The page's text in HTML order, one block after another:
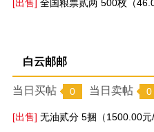
[出售] 全国粮票贰两 500枚（
白云邮邮
当日买帖 0 当日卖帖 0
[出售] 无油贰分 5捆（1500.00元/